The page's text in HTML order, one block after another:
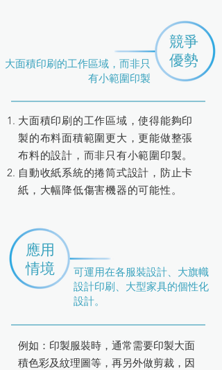
大面積印刷的工作區域，而非只
有小範圍印製
​競爭
​優勢
大面積印刷的工作區域，使得能夠印
製的布料面積範圍更大，更能做整張
布料的設計，而非只有小範圍印製。
自動收紙系統的捲筒式設計，防止卡
紙，大幅降低傷害機器的可能性。
應用
情境
可運用在各服裝設計、大旗幟
設計印刷、大型家具的個性化
設計。
例如：印製服裝時，通常需要印製大面
積色彩及紋理圖等，再另外做剪裁，因